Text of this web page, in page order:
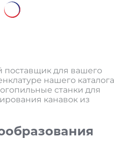
для вашего
нашего каталога
станки для
канавок из